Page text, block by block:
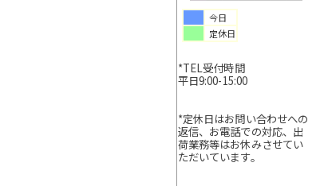
今日
定休日
*TEL受付時間
平日9:00-15:00
*定休日はお問い合わせへの
返信、お電話での対応、出
荷業務等はお休みさせてい
ただいています。